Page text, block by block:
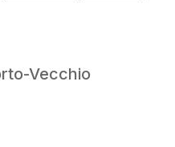
Vecchio